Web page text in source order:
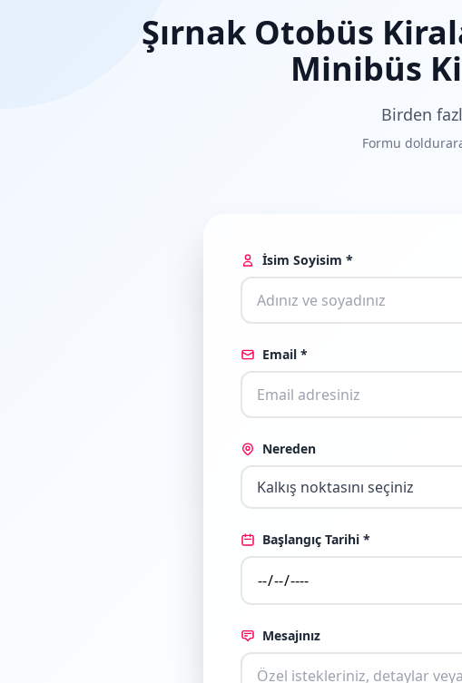
Şırnak Otobüs
Minibüs
Birden
Formu
İsim Soyisim *
Email *
Nereden
Kalkış noktasını seçiniz
Başlangıç Tarihi *
Mesajınız